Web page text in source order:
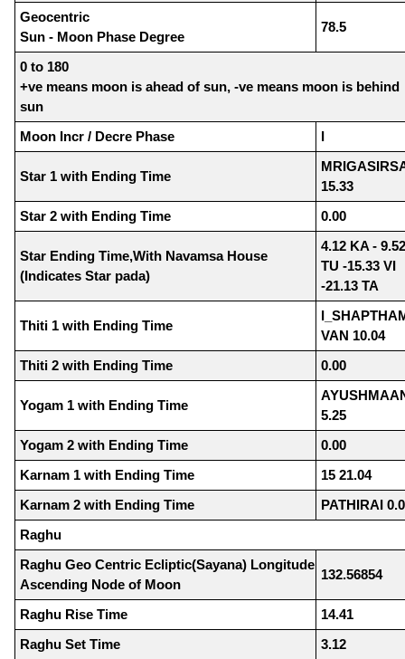
Geocentric
Sun - Moon Phase Degree
78.5
0 to 180
+ve means moon is ahead of sun, -ve means moon is behind
sun
Moon Incr / Decre Phase
I
Star 1 with Ending Time
15.33
Star 2 with Ending Time
0.00
Star Ending Time,With Navamsa House
(Indicates Star pada)
4.12 KA - 9.52
TU -15.33 VI
-21.13 TA
Thiti 1 with Ending Time
VAN 10.04
Thiti 2 with Ending Time
0.00
Yogam 1 with Ending Time
5.25
Yogam 2 with Ending Time
0.00
Karnam 1 with Ending Time
15 21.04
Karnam 2 with Ending Time
PATHIRAI
Raghu
Raghu Geo Centric Ecliptic(Sayana) Longitude
Ascending Node of Moon
132.56854
Raghu Rise Time
14.41
Raghu Set Time
3.12